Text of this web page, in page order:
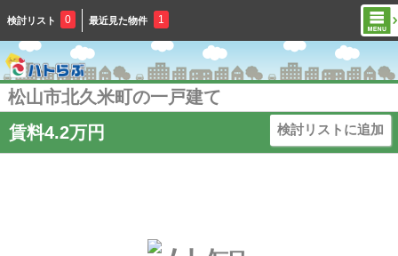
検討リスト 0 最近見た物件 1
松山市北久米町の一戸建て
賃料4.2万円
検討リストに追加